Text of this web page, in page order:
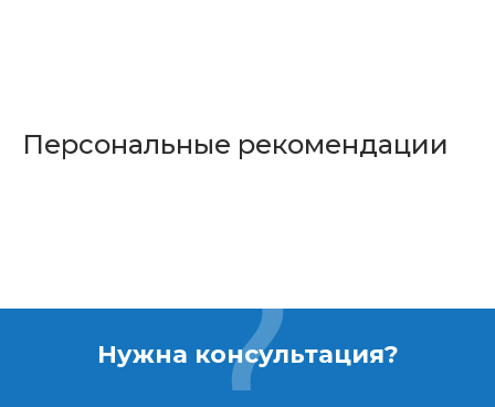
Персональные рекомендации
Нужна консультация?